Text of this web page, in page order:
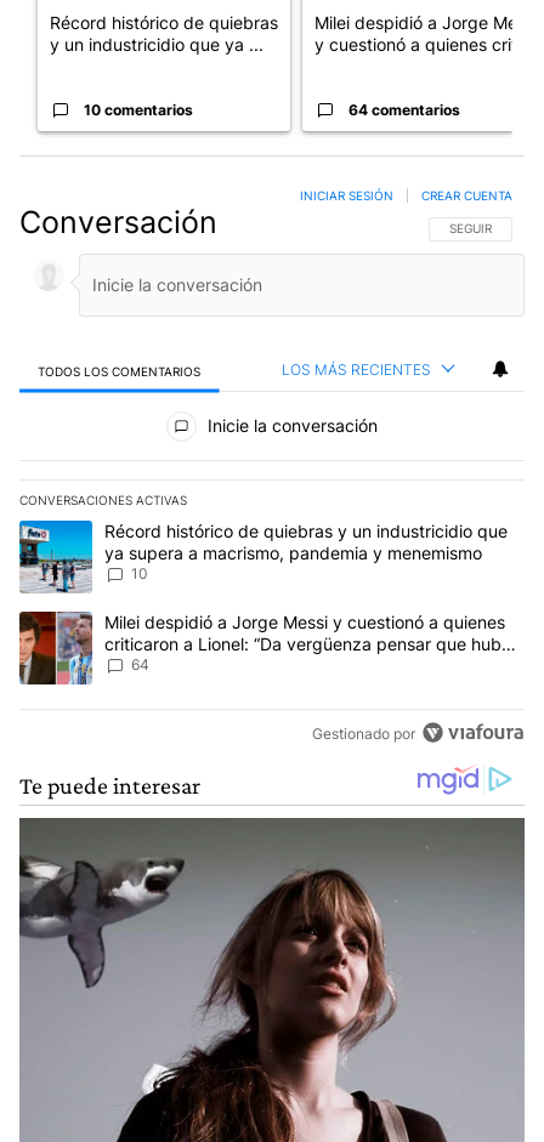
Récord histórico de quiebras
y un industricidio que ya ...
10 comentarios
Milei despidió a Jorge Messi
y cuestionó a quienes crit...
64 comentarios
Conversación SIGA ESTA
SEGUIR
INICIAR SESIÓN CREAR CUENTA
TODOS LOS COMENTARIOS LOS MÁS RECIENTES
Todos los comentarios
Inicie la conversación
CONVERSACIONES ACTIVAS
Este listado muestra los artículos con más comentarios en los
Un artículo de tendencia con el título "Récord histórico de
Récord histórico de quiebras y un industricidio que
ya supera a macrismo, pandemia y menemismo
10
Un artículo de tendencia con el título "Milei despidió a Jorge
Milei despidió a Jorge Messi y cuestionó a quienes
criticaron a Lionel: “Da vergüenza pensar que hubo
anti-Messi”
64
Gestionado por